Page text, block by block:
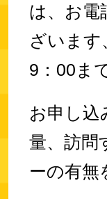
は、お電
ざいます
9：00ま
お申し込
量、訪問
ーの有無